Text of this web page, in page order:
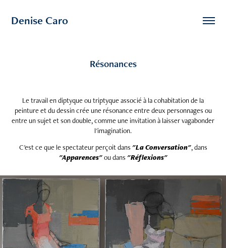
Denise Caro
Résonances
Le travail en diptyque ou triptyque associé à la cohabitation de la
peinture et du dessin crée une résonance entre deux personnages ou
entre un sujet et son double, comme une invitation à laisser vagabonder
l'imagination.
C'est ce que le spectateur perçoit dans "La Conversation", dans
"Apparences"ou dans "Réflexions"